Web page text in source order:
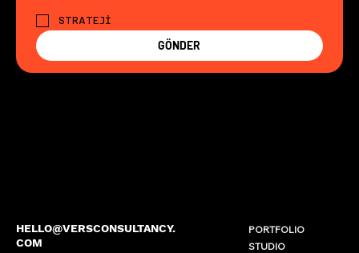
HELLO@VERSCONSULTANCY.
COM
PORTFOLIO
STUDIO
STRATEJİ
GÖNDER